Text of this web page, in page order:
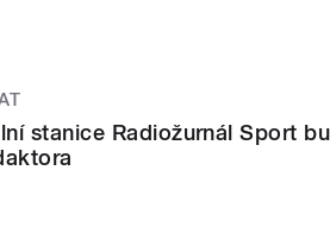
stanice Radiožurnál Sport